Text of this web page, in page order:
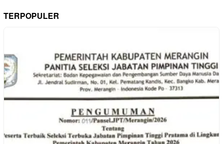
TERPOPULER